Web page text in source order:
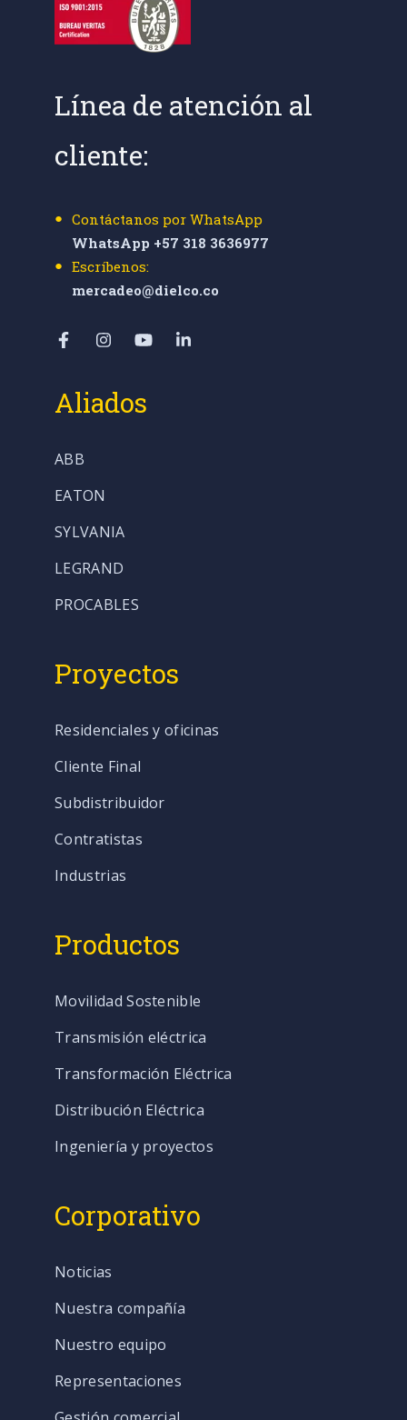
Línea de atención al
cliente:
Contáctanos por WhatsApp
WhatsApp +57 318 3636977
Escríbenos:
mercadeo@dielco.co
Aliados
ABB
EATON
SYLVANIA
LEGRAND
PROCABLES
Proyectos
Residenciales y oficinas
Cliente Final
Subdistribuidor
Contratistas
Industrias
Productos
Movilidad Sostenible
Transmisión eléctrica
Transformación Eléctrica
Distribución Eléctrica
Ingeniería y proyectos
Corporativo
Noticias
Nuestra compañía
Nuestro equipo
Representaciones